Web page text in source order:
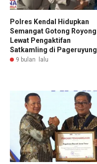
Polres Kendal Hidupkan
Semangat Gotong Royong
Lewat Pengaktifan
Satkamling di Pageruyung
9 bulan lalu